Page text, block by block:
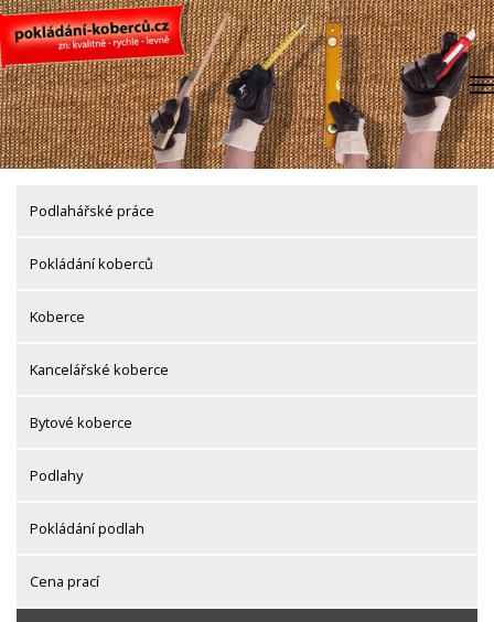
Skip
to
content
Podlahářské práce
Pokládání koberců
Koberce
Kancelářské koberce
Bytové koberce
Podlahy
Pokládání podlah
Cena prací